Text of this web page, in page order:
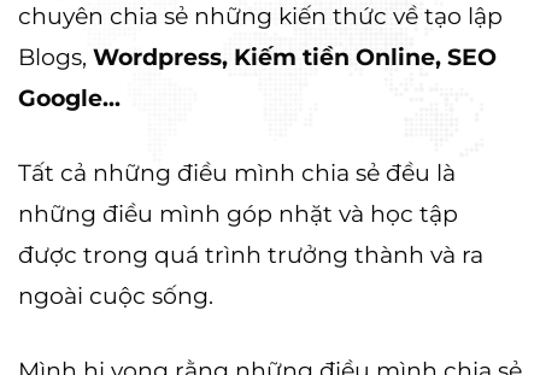
chuyên chia sẻ những kiến thức về tạo lập
Blogs, Wordpress, Kiếm tiền Online, SEO
Google...
Tất cả những điều mình chia sẻ đều là
những điều mình góp nhặt và học tập
được trong quá trình trưởng thành và ra
ngoài cuộc sống.